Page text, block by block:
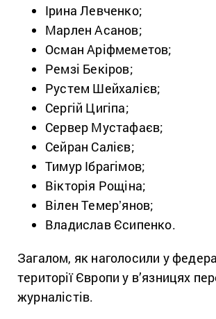
Ірина Левченко;
Марлен Асанов;
Осман Аріфмеметов;
Ремзі Бекіров;
Рустем Шейхалієв;
Сергій Цигіпа;
Сервер Мустафаєв;
Сейран Салієв;
Тимур Ібрагімов;
Вікторія Рощіна;
Вілен Темерʼянов;
Владислав Єсипенко.
Загалом, як наголосили у
території Європи у в’язницях
журналістів.